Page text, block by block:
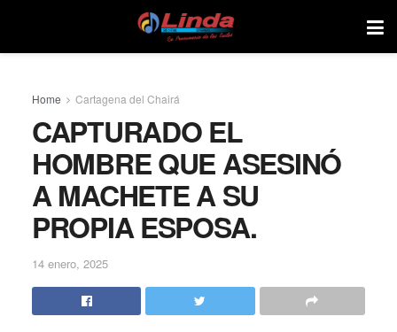
Home Cartagena del Chairá
CAPTURADO EL
HOMBRE QUE ASESINÓ
A MACHETE A SU
PROPIA ESPOSA.
14 enero, 2025